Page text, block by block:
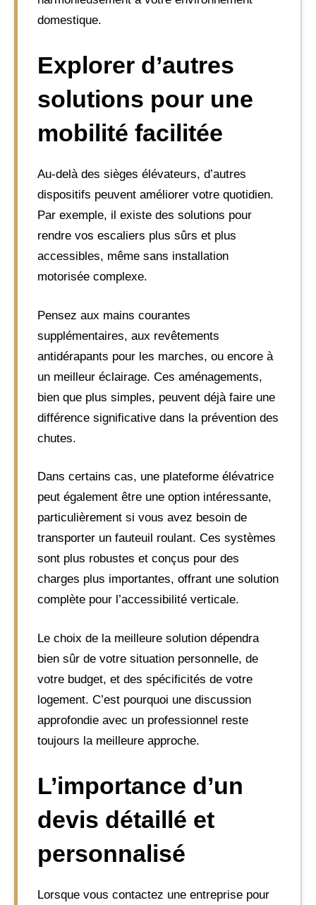
domestique.
Explorer d’autres
solutions pour une
mobilité facilitée
Au-delà des sièges élévateurs, d’autres
dispositifs peuvent améliorer votre quotidien.
Par exemple, il existe des solutions pour
rendre vos escaliers plus sûrs et plus
accessibles, même sans installation
motorisée complexe.
Pensez aux mains courantes
supplémentaires, aux revêtements
antidérapants pour les marches, ou encore à
un meilleur éclairage. Ces aménagements,
bien que plus simples, peuvent déjà faire une
différence significative dans la prévention des
chutes.
Dans certains cas, une plateforme élévatrice
peut également être une option intéressante,
particulièrement si vous avez besoin de
transporter un fauteuil roulant. Ces systèmes
sont plus robustes et conçus pour des
charges plus importantes, offrant une solution
complète pour l’accessibilité verticale.
Le choix de la meilleure solution dépendra
bien sûr de votre situation personnelle, de
votre budget, et des spécificités de votre
logement. C’est pourquoi une discussion
approfondie avec un professionnel reste
toujours la meilleure approche.
L’importance d’un
devis détaillé et
personnalisé
Lorsque vous contactez une entreprise pour